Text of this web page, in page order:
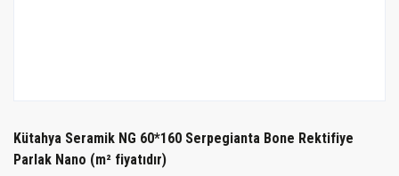
Kütahya Seramik NG 60*160 Serpegianta Bone Rektifiye
Parlak Nano (m² fiyatıdır)